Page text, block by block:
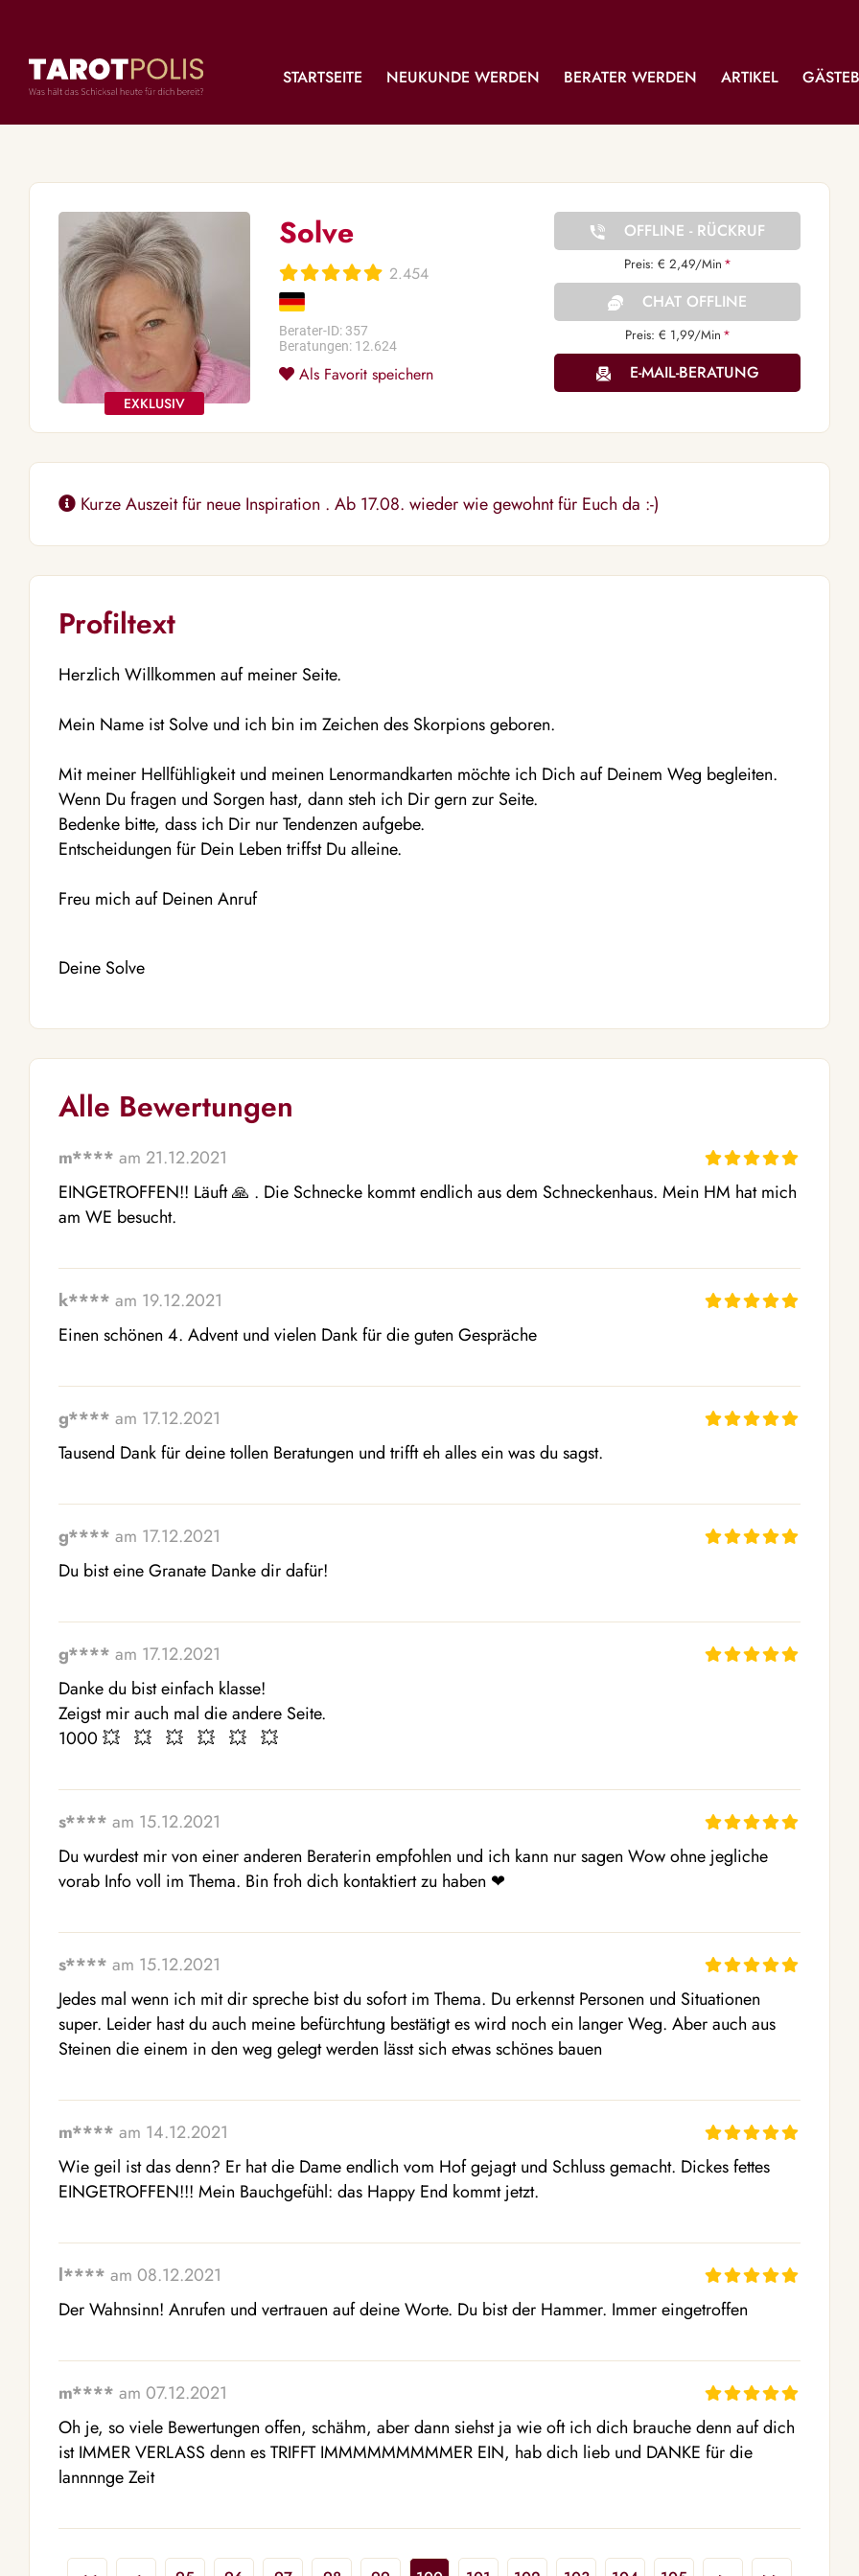
STARTSEITE NEUKUNDE WERDEN BERATER WERDEN ARTIKEL
Solve
2.454
Berater-ID: 357
Beratungen: 12.624
Als Favorit speichern
OFFLINE - RÜCKRUF
Preis: € 2,49/Min *
CHAT OFFLINE
Preis: € 1,99/Min *
E-MAIL-BERATUNG
Kurze Auszeit für neue Inspiration . Ab 17.08. wieder wie gewohnt für Euch da :-)
Profiltext
Herzlich Willkommen auf meiner Seite.
Mein Name ist Solve und ich bin im Zeichen des Skorpions geboren.
Mit meiner Hellfühligkeit und meinen Lenormandkarten möchte ich Dich auf Deinem Weg begleiten.
Wenn Du fragen und Sorgen hast, dann steh ich Dir gern zur Seite.
Bedenke bitte, dass ich Dir nur Tendenzen aufgebe.
Entscheidungen für Dein Leben triffst Du alleine.
Freu mich auf Deinen Anruf
Deine Solve
Alle Bewertungen
m**** am 21.12.2021
EINGETROFFEN!! Läuft 🙏 . Die Schnecke kommt endlich aus dem Schneckenhaus. Mein HM hat mich
am WE besucht.
k**** am 19.12.2021
Einen schönen 4. Advent und vielen Dank für die guten Gespräche
g**** am 17.12.2021
Tausend Dank für deine tollen Beratungen und trifft eh alles ein was du sagst.
g**** am 17.12.2021
Du bist eine Granate Danke dir dafür!
g**** am 17.12.2021
Danke du bist einfach klasse!
Zeigst mir auch mal die andere Seite.
1000 💥   💥   💥   💥   💥   💥
s**** am 15.12.2021
Du wurdest mir von einer anderen Beraterin empfohlen und ich kann nur sagen Wow ohne jegliche
vorab Info voll im Thema. Bin froh dich kontaktiert zu haben ❤
s**** am 15.12.2021
Jedes mal wenn ich mit dir spreche bist du sofort im Thema. Du erkennst Personen und Situationen
super. Leider hast du auch meine befürchtung bestätigt es wird noch ein langer Weg. Aber auch aus
Steinen die einem in den weg gelegt werden lässt sich etwas schönes bauen
m**** am 14.12.2021
Wie geil ist das denn? Er hat die Dame endlich vom Hof gejagt und Schluss gemacht. Dickes fettes
EINGETROFFEN!!! Mein Bauchgefühl: das Happy End kommt jetzt.
l**** am 08.12.2021
Der Wahnsinn! Anrufen und vertrauen auf deine Worte. Du bist der Hammer. Immer eingetroffen
m**** am 07.12.2021
Oh je, so viele Bewertungen offen, schähm, aber dann siehst ja wie oft ich dich brauche denn auf dich
ist IMMER VERLASS denn es TRIFFT IMMMMMMMMMER EIN, hab dich lieb und DANKE für die
lannnnge Zeit